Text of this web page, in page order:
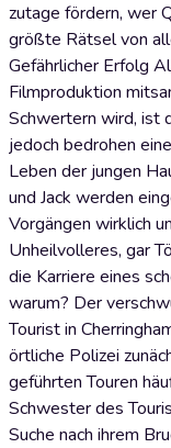
zutage fördern, wer
größte Rätsel von
Gefährlicher Erfolg
Filmproduktion
Schwertern wird, ist
jedoch bedrohen
Leben der jungen
und Jack werden
Vorgängen wirklich
Unheilvolleres, gar
die Karriere eines
warum? Der
Tourist in
örtliche Polizei
geführten Touren
Schwester des
Suche nach ihrem